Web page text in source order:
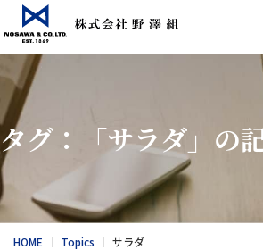
タグ：「サラダ」の
HOME Topics サラダ